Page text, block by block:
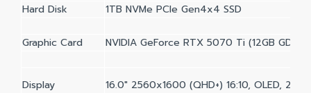
Hard Disk 1TB NVMe PCIe Gen4x4 SSD
Graphic Card NVIDIA GeForce RTX 5070 Ti (12GB
Display 16.0" 2560x1600 (QHD+) 16:10, OLED,